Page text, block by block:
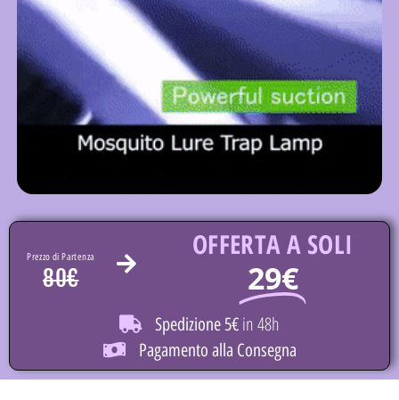
Prezzo di Partenza
80€
OFFERTA A SOLI
29€
Spedizione 5€ in 48h
Pagamento alla Consegna